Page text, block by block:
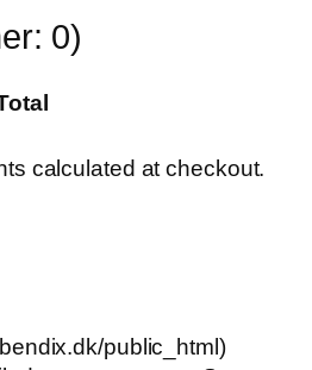
0)
calculated at checkout.
public_html)